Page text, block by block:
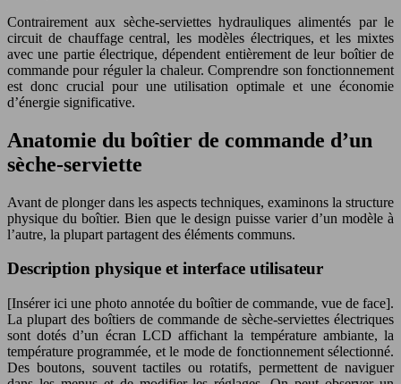
Contrairement aux sèche-serviettes hydrauliques alimentés par le
circuit de chauffage central, les modèles électriques, et les mixtes
avec une partie électrique, dépendent entièrement de leur boîtier de
commande pour réguler la chaleur. Comprendre son fonctionnement
est donc crucial pour une utilisation optimale et une économie
d’énergie significative.
Anatomie du boîtier de commande d’un
sèche-serviette
Avant de plonger dans les aspects techniques, examinons la structure
physique du boîtier. Bien que le design puisse varier d’un modèle à
l’autre, la plupart partagent des éléments communs.
Description physique et interface utilisateur
[Insérer ici une photo annotée du boîtier de commande, vue de face].
La plupart des boîtiers de commande de sèche-serviettes électriques
sont dotés d’un écran LCD affichant la température ambiante, la
température programmée, et le mode de fonctionnement sélectionné.
Des boutons, souvent tactiles ou rotatifs, permettent de naviguer